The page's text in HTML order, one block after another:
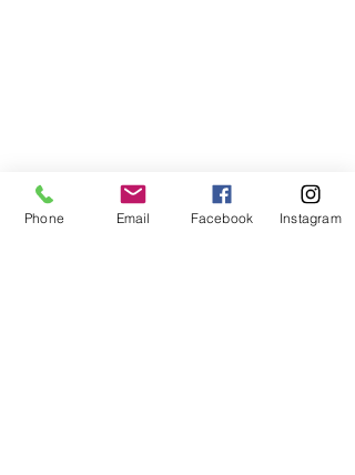
Phone Email Facebook Instagram